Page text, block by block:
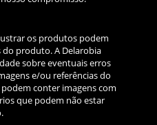
os produtos podem
produto. A Delarobia
sobre eventuais erros
e/ou referências do
conter imagens com
que podem não estar